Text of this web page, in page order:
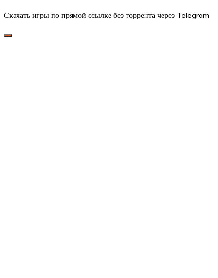
Скачать игры по прямой ссылке без торрента через Telegram